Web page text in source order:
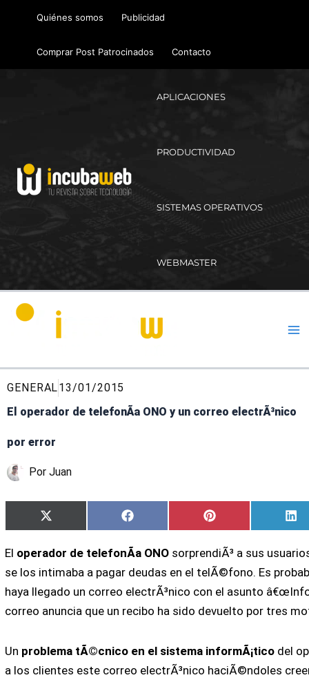
Quiénes somos Publicidad
Comprar Post Patrocinados Contacto
APLICACIONES
PRODUCTIVIDAD
SISTEMAS OPERATIVOS
WEBMASTER
GENERAL13/01/2015
El operador de telefonÃ­a ONO y un correo electrÃ³nico
por error
Por Juan
Compartir
en
X
(Twitter)
Compartir
en
Facebook
Compartir
en
Pinterest
en
El operador de telefonÃ­a ONO sorprendiÃ³ a sus
se los intimaba a pagar deudas en el telÃ©fono. Es
haya llegado un correo electrÃ³nico con el asunto
correo anuncia que un recibo ha sido devuelto por tres
Un problema tÃ©cnico en el sistema informÃ¡tico del
a los clientes este correo electrÃ³nico haciÃ©ndoles